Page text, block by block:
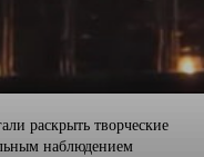
раскрыть творческие
наблюдением